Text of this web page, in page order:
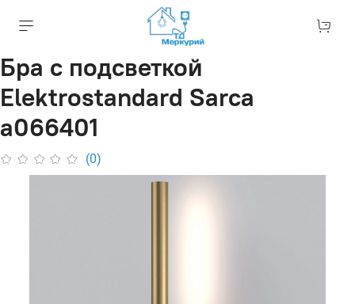
Бра с подсветкой
Elektrostandard Sarca
a066401
(0)